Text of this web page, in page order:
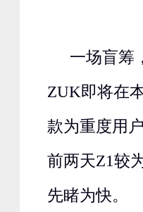
一场盲筹
ZUK即将在
款为重度用
前两天Z1较
先睹为快。